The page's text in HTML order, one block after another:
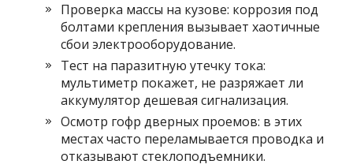
Проверка массы на кузове: коррозия под
болтами крепления вызывает хаотичные
сбои электрооборудование.
Тест на паразитную утечку тока:
мультиметр покажет, не разряжает ли
аккумулятор дешевая сигнализация.
Осмотр гофр дверных проемов: в этих
местах часто переламывается проводка и
отказывают стеклоподъемники.